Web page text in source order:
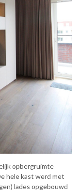
opbergruimte
hele kast werd met
lades opgebouwd